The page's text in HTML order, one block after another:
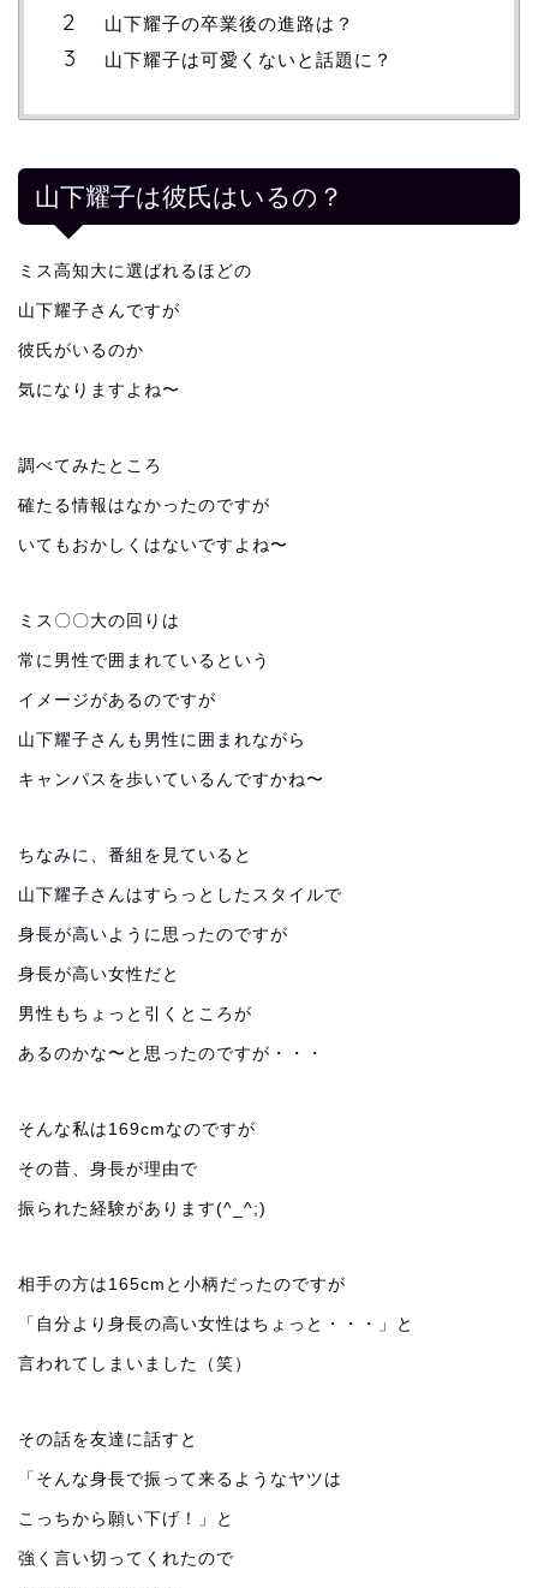
山下耀子の卒業後の進路は？
山下耀子は可愛くないと話題に？
山下耀子は彼氏はいるの？
ミス高知大に選ばれるほどの
山下耀子さんですが
彼氏がいるのか
気になりますよね〜
調べてみたところ
確たる情報はなかったのですが
いてもおかしくはないですよね〜
ミス〇〇大の回りは
常に男性で囲まれているという
イメージがあるのですが
山下耀子さんも男性に囲まれながら
キャンパスを歩いているんですかね〜
ちなみに、番組を見ていると
山下耀子さんはすらっとしたスタイルで
身長が高いように思ったのですが
身長が高い女性だと
男性もちょっと引くところが
あるのかな〜と思ったのですが・・・
そんな私は169cmなのですが
その昔、身長が理由で
振られた経験があります(^_^;)
相手の方は165cmと小柄だったのですが
「自分より身長の高い女性はちょっと・・・」と
言われてしまいました（笑）
その話を友達に話すと
「そんな身長で振って来るようなヤツは
こっちから願い下げ！」と
強く言い切ってくれたので